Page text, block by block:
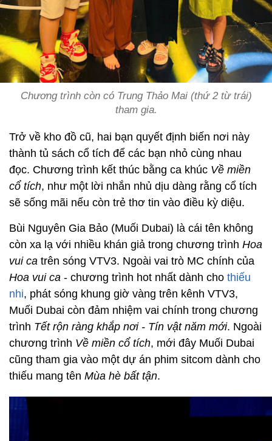
Chương trình còn có Trung Thảo Mai (thứ 2 từ trái)
tham gia.
Trở về kho đồ cũ, hai bạn quyết định biến nơi này
thành tủ sách cổ tích để các bạn nhỏ cùng nhau
đọc. Chương trình kết thúc bằng ca khúc Về miền
cổ tích, như một lời nhắn nhủ dịu dàng rằng cổ tích
sẽ sống mãi nếu còn trẻ thơ tin vào điều kỳ diệu.
Bùi Nguyên Gia Bảo (Muối Dubai) là cái tên không
còn xa lạ với nhiều khán giả trong chương trình Hoa
vui ca trên sóng VTV3. Ngoài vai trò MC chính của
Hoa vui ca - chương trình hot nhất dành cho thiếu
nhi, phát sóng khung giờ vàng trên kênh VTV3,
Muối Dubai còn đảm nhiệm vai chính trong chương
trình Tết rộn ràng khắp nơi - Tín vật năm mới. Ngoài
chương trình Về miền cổ tích, mới đây Muối Dubai
cũng tham gia vào một dự án phim sitcom dành cho
thiếu mang tên Mùa hè bất tận.